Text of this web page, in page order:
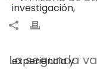
La segunda